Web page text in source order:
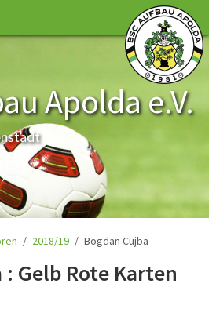
Apolda e.V.
2018/19 Bogdan Cujba
: Gelb Rote Karten